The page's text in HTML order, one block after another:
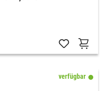
verfügbar